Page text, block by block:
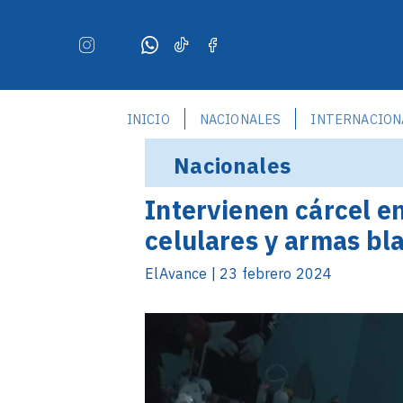
INICIO NACIONALES
Nacionales
Intervienen cárcel
celulares y armas
ElAvance | 23 febrero 2024